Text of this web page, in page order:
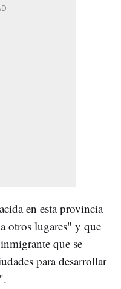
en esta provincia
otros lugares" y que
que se
para desarrollar